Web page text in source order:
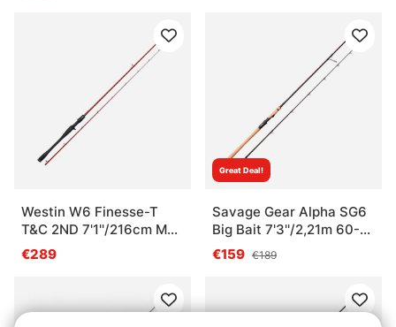
Westin W6 Finesse-T
T&C 2ND 7'1''/216cm ML
5-21G 2Sec
€289
Great Deal!
Savage Gear Alpha SG6
Big Bait 7'3''/2,21m 60-
100g 2pc
€159 €189